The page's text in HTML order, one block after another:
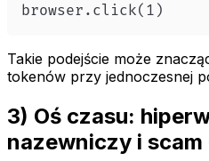
browser.click(1)
Takie podejście może
tokenów przy jednoczesnej
3) Oś czasu:
nazewniczy i scam